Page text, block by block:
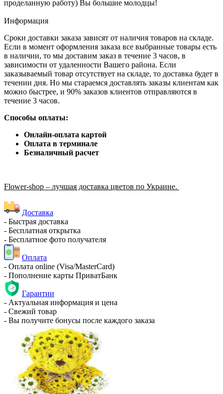
проделанную работу) Вы большие молодцы!
Информация
Сроки доставки заказа зависят от наличия товаров на складе.
Если в момент оформления заказа все выбранные товары есть
в наличии, то мы доставим заказ в течение 3 часов, в
зависимости от удаленности Вашего района. Если
заказываемый товар отсутствует на складе, то доставка будет в
течении дня. Но мы стараемся доставлять заказы клиентам как
можно быстрее, и 90% заказов клиентов отправляются в
течение 3 часов.
Способы оплаты:
Онлайн-оплата картой
Оплата в терминале
Безналичный расчет
Flower-shop – лучшая доставка цветов по Украине.
Доставка
- Быстрая доставка
- Бесплатная открытка
- Бесплатное фото получателя
Оплата
- Оплата online (Visa/MasterCard)
- Пополнение карты ПриватБанк
Гарантии
- Актуальная информация и цена
- Свежий товар
- Вы получите бонусы после каждого заказа